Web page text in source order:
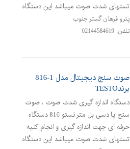
تستهای شدت صوت میباشد این دستگاه
بالا اندازه گیری صوت را انجام می د
پترو فرهان گستر جنوب
تلفن: 02144584619
صوت سنج دیجیتال مدل 1-816
برندTESTO
دستگاه اندازه گیری شدت صوت ، صوت
سنج یا دسی بل متر تستو 816 دستگاه
حرفه ای جهت اندازه گیری و انجام کلیه
تستهای شدت صوت میباشد این دستگاه